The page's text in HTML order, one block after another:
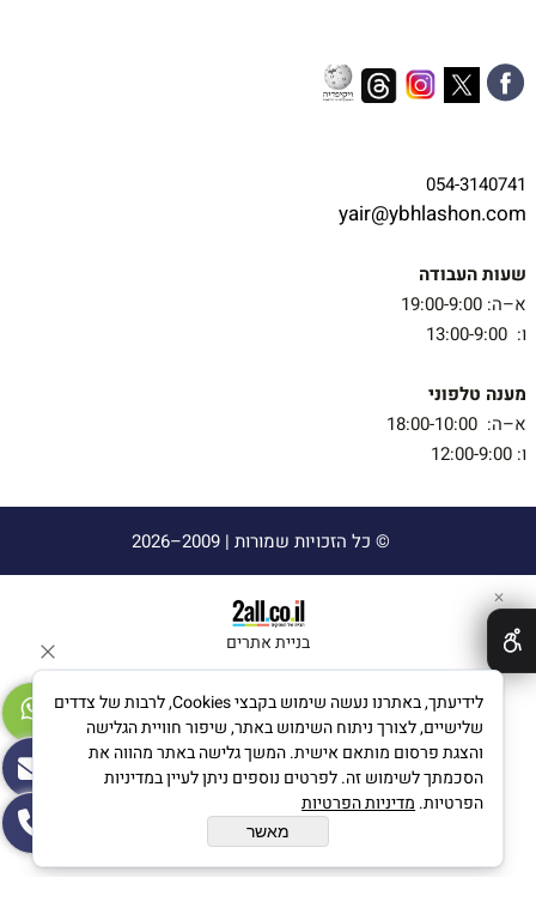
054-3140741
yair@ybhlashon.com
שעות העבודה
א–ה: 19:00-9:00
ו: 13:00-9:00
מענה טלפוני
א–ה: 18:00-10:00
ו: 12:00-9:00
© כל הזכויות שמורות |
בניית אתרים
✕
לידיעתך, באתרנו נעשה שימוש בקבצי Cookies, לרבות של צדדים
שלישיים, לצורך ניתוח השימוש באתר, שיפור חוויית הגלישה
והצגת פרסום מותאם אישית. המשך גלישה באתר מהווה את
הסכמתך לשימוש זה. לפרטים נוספים ניתן לעיין במדיניות
הפרטיות. מדיניות הפרטיות
מאשר